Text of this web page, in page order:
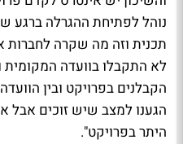
נוהל לפתיחת ההגרלה ברגע
תכנית וזה מה שקרה לחברות
לא התקבלו בוועדה המקומית
הקבלנים בפרויקט ובין
הגענו למצב שיש זוכים אבל
היתר בפרויקט".